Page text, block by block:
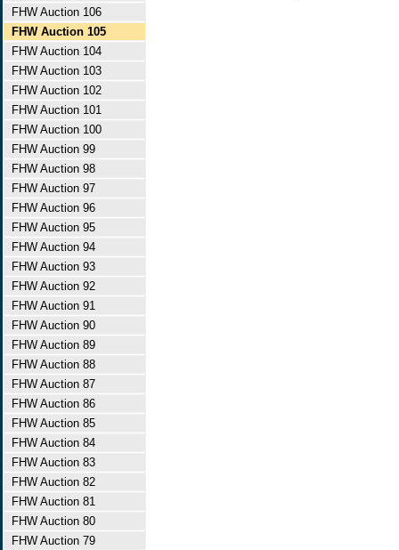
FHW Auction 106
FHW Auction 105
FHW Auction 104
FHW Auction 103
FHW Auction 102
FHW Auction 101
FHW Auction 100
FHW Auction 99
FHW Auction 98
FHW Auction 97
FHW Auction 96
FHW Auction 95
FHW Auction 94
FHW Auction 93
FHW Auction 92
FHW Auction 91
FHW Auction 90
FHW Auction 89
FHW Auction 88
FHW Auction 87
FHW Auction 86
FHW Auction 85
FHW Auction 84
FHW Auction 83
FHW Auction 82
FHW Auction 81
FHW Auction 80
FHW Auction 79